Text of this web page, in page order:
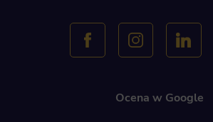
Ocena w Google